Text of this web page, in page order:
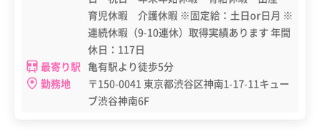
育児休暇 介護休暇 ※固定給：土日or日月 ※
連続休暇（9-10連休）取得実績あります 年間
休日：117日
最寄り駅 亀有駅より徒歩5分
勤務地
〒150-0041 東京都渋谷区神南1-17-11キュー
ブ渋谷神南6F